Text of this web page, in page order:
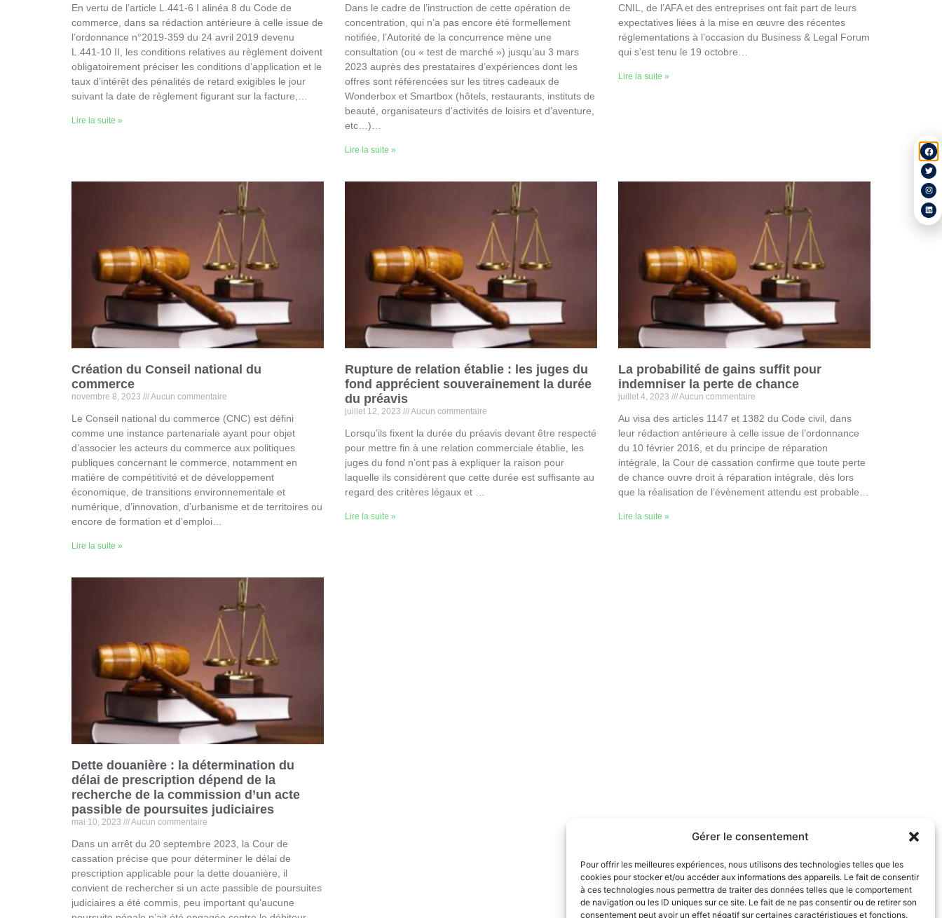
Gérer le consentement
Pour offrir les meilleures expériences, nous utilisons des technologies telles que les
cookies pour stocker et/ou accéder aux informations des appareils. Le fait de consentir
à ces technologies nous permettra de traiter des données telles que le comportement
de navigation ou les ID uniques sur ce site. Le fait de ne pas consentir ou de retirer son
consentement peut avoir un effet négatif sur certaines caractéristiques et fonctions.
En vertu de l’article L.441-6 I alinéa 8 du Code de
commerce, dans sa rédaction antérieure à celle issue de
l’ordonnance n°2019-359 du 24 avril 2019 devenu
L.441-10 II, les conditions relatives au règlement doivent
obligatoirement préciser les conditions d’application et le
taux d’intérêt des pénalités de retard exigibles le jour
suivant la date de règlement figurant sur la facture,…
Lire la suite »
Dans le cadre de l’instruction de cette opération de
concentration, qui n’a pas encore été formellement
notifiée, l’Autorité de la concurrence mène une
consultation (ou « test de marché ») jusqu’au 3 mars
2023 auprès des prestataires d’expériences dont les
offres sont référencées sur les titres cadeaux de
Wonderbox et Smartbox (hôtels, restaurants, instituts de
beauté, organisateurs d’activités de loisirs et d’aventure,
etc…)…
Lire la suite »
CNIL, de l’AFA et des entreprises ont fait part de leurs
expectatives liées à la mise en œuvre des récentes
réglementations à l’occasion du Business & Legal Forum
qui s’est tenu le 19 octobre…
Lire la suite »
Création du Conseil national du
commerce
novembre 8, 2023 Aucun commentaire
Le Conseil national du commerce (CNC) est défini
comme une instance partenariale ayant pour objet
d’associer les acteurs du commerce aux politiques
publiques concernant le commerce, notamment en
matière de compétitivité et de développement
économique, de transitions environnementale et
numérique, d’innovation, d’urbanisme et de territoires ou
encore de formation et d’emploi…
Lire la suite »
Rupture de relation établie : les juges du
fond apprécient souverainement la durée
du préavis
juillet 12, 2023 Aucun commentaire
Lorsqu’ils fixent la durée du préavis devant être respecté
pour mettre fin à une relation commerciale établie, les
juges du fond n’ont pas à expliquer la raison pour
laquelle ils considèrent que cette durée est suffisante au
regard des critères légaux et …
Lire la suite »
La probabilité de gains suffit pour
indemniser la perte de chance
juillet 4, 2023 Aucun commentaire
Au visa des articles 1147 et 1382 du Code civil, dans
leur rédaction antérieure à celle issue de l’ordonnance
du 10 février 2016, et du principe de réparation
intégrale, la Cour de cassation confirme que toute perte
de chance ouvre droit à réparation intégrale, dès lors
que la réalisation de l’évènement attendu est probable…
Lire la suite »
Dette douanière : la détermination du
délai de prescription dépend de la
recherche de la commission d’un acte
passible de poursuites judiciaires
mai 10, 2023 Aucun commentaire
Dans un arrêt du 20 septembre 2023, la Cour de
cassation précise que pour déterminer le délai de
prescription applicable pour la dette douanière, il
convient de rechercher si un acte passible de poursuites
judiciaires a été commis, peu important qu’aucune